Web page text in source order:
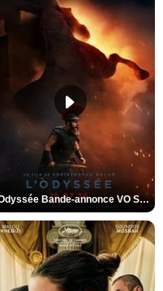
L'Odyssée Bande-annonce VO STFR